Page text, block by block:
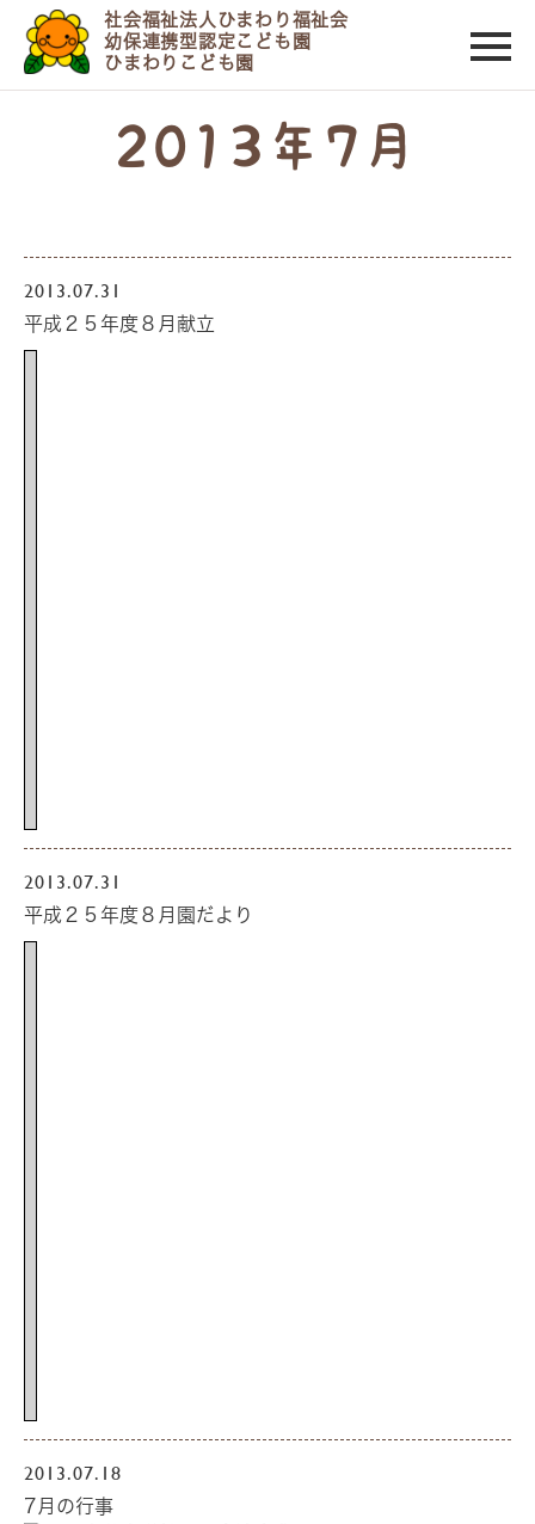
社会福祉法人ひまわり福祉会
幼保連携型認定こども園
ひまわりこども園
2013年7月
2013.07.31
平成２５年度８月献立
2013.07.31
平成２５年度８月園だより
2013.07.18
7月の行事